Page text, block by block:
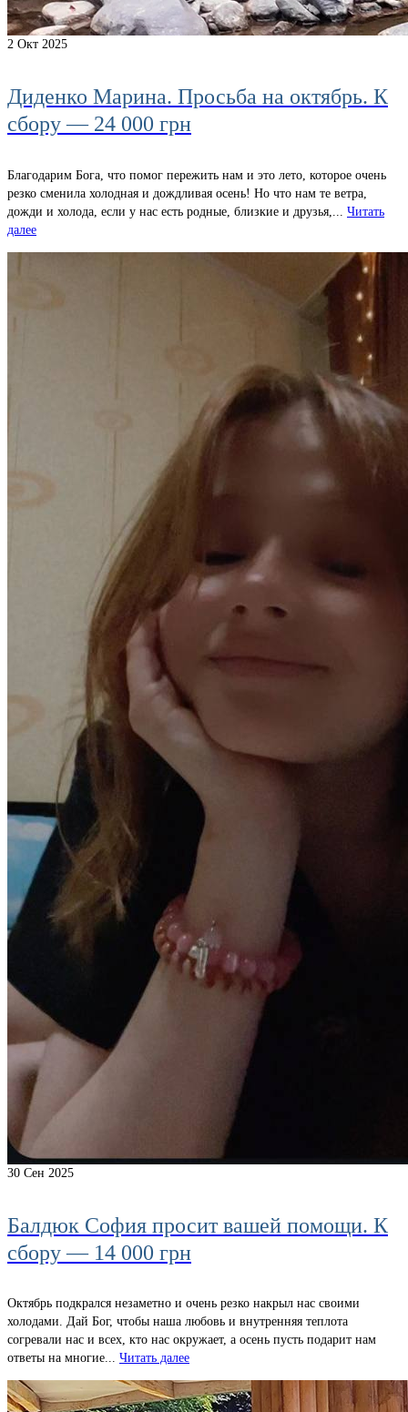
2 Окт 2025
Диденко Марина. Просьба на октябрь. К
сбору — 24 000 грн
Благодарим Бога, что помог пережить нам и это лето, которое очень
резко сменила холодная и дождливая осень! Но что нам те ветра,
дожди и холода, если у нас есть родные, близкие и друзья,... Читать
далее
30 Сен 2025
Балдюк София просит вашей помощи. К
сбору — 14 000 грн
Октябрь подкрался незаметно и очень резко накрыл нас своими
холодами. Дай Бог, чтобы наша любовь и внутренняя теплота
согревали нас и всех, кто нас окружает, а осень пусть подарит нам
ответы на многие... Читать далее